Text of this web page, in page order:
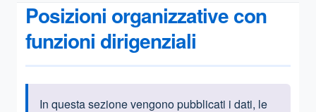
Posizioni organizzative con
funzioni dirigenziali
In questa sezione vengono pubblicati i dati, le